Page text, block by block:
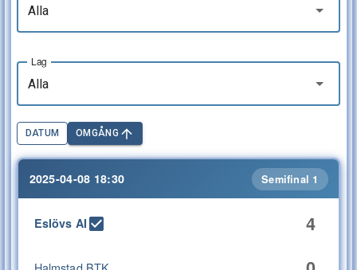
Alla
Alla
Lag
DATUM OMGÅNG
2025-04-08 18:30 Semifinal 1
Eslövs AI 4